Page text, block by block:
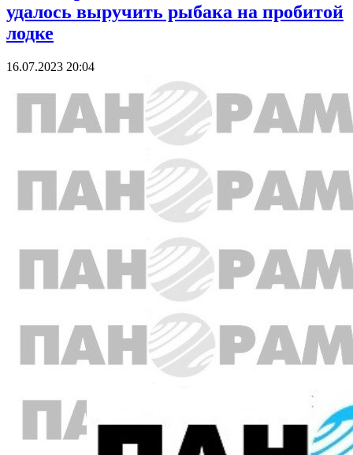
удалось выручить рыбака на пробитой
лодке
16.07.2023 20:04